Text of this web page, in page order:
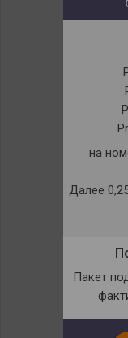
на
Далее
Пакет